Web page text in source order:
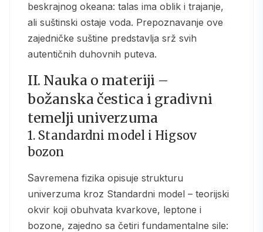
beskrajnog okeana: talas ima oblik i trajanje,
ali suštinski ostaje voda. Prepoznavanje ove
zajedničke suštine predstavlja srž svih
autentičnih duhovnih puteva.
II. Nauka o materiji –
božanska čestica i gradivni
temelji univerzuma
1. Standardni model i Higsov
bozon
Savremena fizika opisuje strukturu
univerzuma kroz Standardni model – teorijski
okvir koji obuhvata kvarkove, leptone i
bozone, zajedno sa četiri fundamentalne sile: